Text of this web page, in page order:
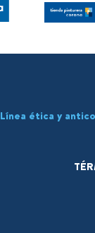
Línea ética y